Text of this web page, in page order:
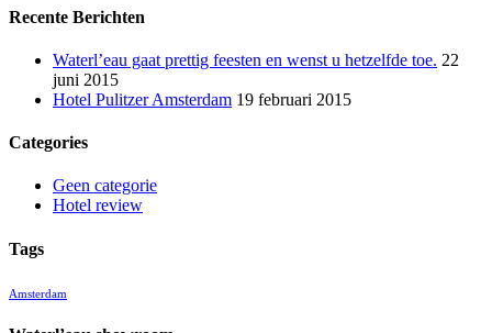
Recente Berichten
Waterl’eau gaat prettig feesten en wenst u hetzelfde toe. 22
juni 2015
Hotel Pulitzer Amsterdam 19 februari 2015
Categories
Geen categorie
Hotel review
Tags
Amsterdam